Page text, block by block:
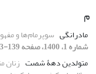
م
مادرانگی سوپرمام‌ها و
شماره 1، 1400، صفحه 139-163]
متولدین دهۀ شصت زنان